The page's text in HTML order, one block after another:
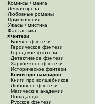
:Комиксы / манга
:Легкая проза
:Любовные романы
:Приключения
:Ужасы / мистика
:Фантастика
:Фэнтези
:Боевое фэнтези
:Героическое фэнтези
:Городское фэнтези
:Детективное фэнтези
:Зарубежное фэнтези
:Историческое фэнтези
:Книги про вампиров
:Книги про волшебников
:Любовное фэнтези
:Магические академии
:Попаданцы
:Русское фэнтези